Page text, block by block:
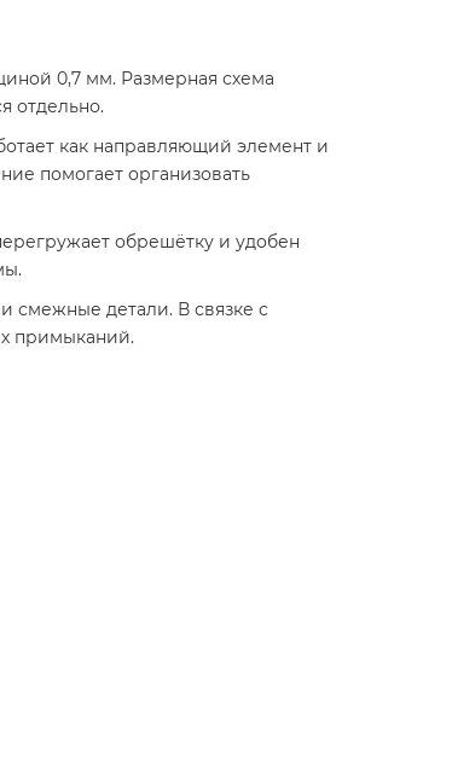
0,7 мм. Размерная схема
отдельно.
как направляющий элемент и
помогает организовать
обрешётку и удобен
смежные детали. В связке с
примыканий.